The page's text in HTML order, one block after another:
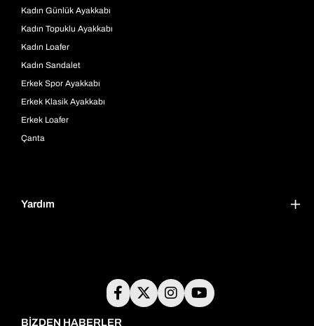
Kadın Günlük Ayakkabı
Kadın Topuklu Ayakkabı
Kadın Loafer
Kadın Sandalet
Erkek Spor Ayakkabı
Erkek Klasik Ayakkabı
Erkek Loafer
Çanta
Yardım
BİZDEN HABERLER